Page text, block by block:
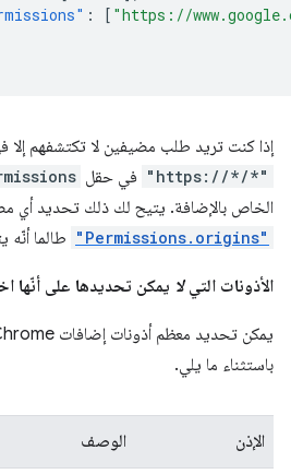
: [ "https://
إذا كنت تريد طلب مضيفين لا تكتشفهم إلا
"https://*/*" في حقل
الخاص بالإضافة. يتيح لك ذلك تحديد أي
"Permissions.origins" طالما
الأذونات التيلا يمكن تحديدها على أنّها
باستثناء ما يلي.
الإذن الوصف